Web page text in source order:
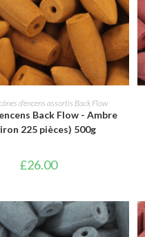
AU PANIER
d'encens assortis Back Flow
Back Flow - Ambre
225 pièces) 500g
£26.00